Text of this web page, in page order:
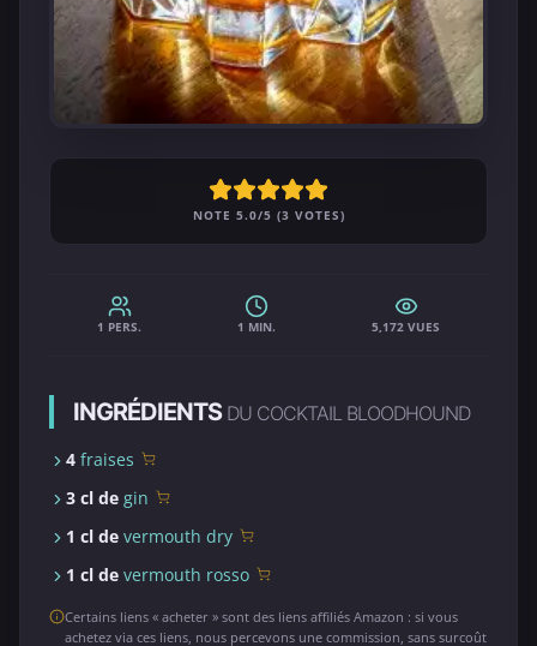
NOTE 5.0/5 (3 VOTES)
1 PERS. 1 MIN. 5,172 VUES
INGRÉDIENTS DU COCKTAIL BLOODHOUND
4 fraises
3 cl de gin
1 cl de vermouth dry
1 cl de vermouth rosso
Certains liens « acheter » sont des liens affiliés Amazon : si vous
achetez via ces liens, nous percevons une commission, sans surcoût